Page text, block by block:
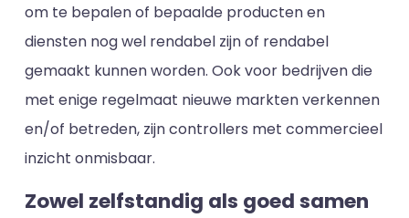
om te bepalen of bepaalde producten en
diensten nog wel rendabel zijn of rendabel
gemaakt kunnen worden. Ook voor bedrijven die
met enige regelmaat nieuwe markten verkennen
en/of betreden, zijn controllers met commercieel
inzicht onmisbaar.
Zowel zelfstandig als goed samen